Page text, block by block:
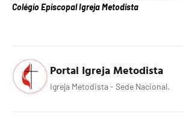
Colégio Episcopal Igreja Metodista
Portal Igreja Metodista
Igreja Metodista - Sede Nacional.